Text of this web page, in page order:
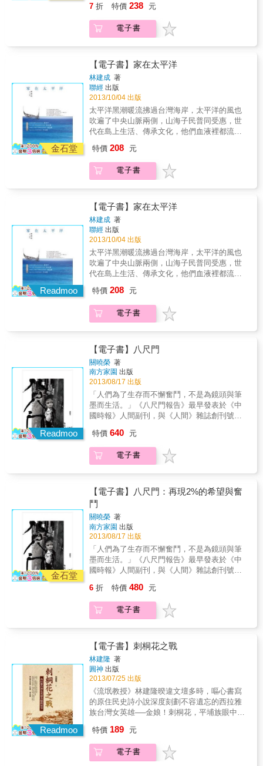
多為布農族巒社群及郡社群聚落昔時安身立命
之地。隨著時代遷移、政權影響，布農族曾歷
經四次大遷徙，昔日居所橫遭湮滅，人跡罕至
文化，神話傳說的影響，更深深地鑿於布農族
的每個移動行止。這段流浪的歷程，觸發了住
於花蓮馬遠村的作者，撰著論文，展開尋根。
作者以最大心力，為遺失或謬誤的地名加以正
名，這段正名的過程，作者更找回地名與環境
地貌歷史的深密關係，更對於聚落舊屋的生活
意義有最豐富而詳盡的詮釋，使得這本著作堪
為布農族生活史的最佳紀錄。
7 折 特價 238 元
電子書
金石堂
【電子書】家在太平洋
林建成 著
聯經 出版
2013/10/04 出版
太平洋黑潮暖流拂過台灣海岸，太平洋的風也
吹遍了中央山脈兩側，山海子民普同受惠，世
代在島上生活、傳承文化，他們血液裡都流動
的生命之水……＊ 本書版稅捐贈馬偕台東分院
籌募後山醫療圓夢工程基金
特價 208 元
電子書
Readmoo
【電子書】家在太平洋
林建成 著
聯經 出版
2013/10/04 出版
太平洋黑潮暖流拂過台灣海岸，太平洋的風也
吹遍了中央山脈兩側，山海子民普同受惠，世
代在島上生活、傳承文化，他們血液裡都流動
的生命之水……＊ 本書版稅捐贈馬偕台東分院
籌募後山醫療圓夢工程基金
特價 208 元
電子書
Readmoo
【電子書】八尺門
關曉榮 著
南方家園 出版
2013/08/17 出版
「人們為了生存而不懈奮鬥，不是為鏡頭與筆
墨而生活。」《八尺門報告》最早發表於《中
國時報》人間副刊，與《人間》雜誌創刊號連
以〈百分之二的希望與掙扎──八尺門阿美族生
活報告〉為題。這個標題緣起於台灣少數民族
各族群在二戰後至今，其總人口數大約佔全台
與困境。幾乎在《八尺門報告》發表同時期，
為了維護和保障自己的權益，台灣原住民掀起
了一波波自覺性的社會運動，並於1984年成立
了「台灣原住民（族）權利促進會」，爭取原
住民的自主地位。這個以原住民知識青年為中
監分子的「原權會」，不僅提倡「部落主
義」，並跨越族群、城鄉，爭取原住民的身分
地位、自我認同、國家族群與文化政策等訴
求。 然而將近三十年過去了，原住民社會運動
發展至今，成果有增編原住民保留地、成立行
住民電視台成立等，以及各原住民族正名、身
分、母語、就業、經濟立法保障等，但原住民
在台灣社會的極端弱勢與困境真的有獲得改
時間容顏裡所顯示的意義，看見都會原住民的
變遷與困境，讓社會大眾正視、關注都會原住
民生存及生活空間等議題，進而從原住民政
策、土地、經濟、社會、文化與教育等根本的
社會構造，去思索並尋求解決問題之有效途
徑。本書收錄大量攝影圖像以及當時作者紀錄
文字，包括一九九六和二○一一年重返八尺門之
代表作《尊嚴與屈辱．國境邊陲．蘭嶼1987》
後，睽違多年作品。＊收錄一百八十五張攝影
照，橫跨近三十年，另收錄已絕版之《八尺門
特價 640 元
電子書
金石堂
【電子書】八尺門：再現2%的希望與奮
鬥
關曉榮 著
南方家園 出版
2013/08/17 出版
「人們為了生存而不懈奮鬥，不是為鏡頭與筆
墨而生活。」《八尺門報告》最早發表於《中
國時報》人間副刊，與《人間》雜誌創刊號連
以〈百分之二的希望與掙扎──八尺門阿美族生
活報告〉為題。這個標題緣起於台灣少數民族
各族群在二戰後至今，其總人口數大約佔全台
與困境。幾乎在《八尺門報告》發表同時期，
為了維護和保障自己的權益，台灣原住民掀起
了一波波自覺性的社會運動，並於1984年成立
了「台灣原住民（族）權利促進會」，爭取原
住民的自主地位。這個以原住民知識青年為中
監分子的「原權會」，不僅提倡「部落主
義」，並跨越族群、城鄉，爭取原住民的身分
地位、自我認同、國家族群與文化政策等訴
求。 然而將近三十年過去了，原住民社會運動
政院原住民（族）委員會、憲法增修條款、原
住民電視台成立等，以及各原住民族正名、身
6 折 特價 480 元
電子書
Readmoo
【電子書】刺桐花之戰
林建隆 著
圓神 出版
2013/07/25 出版
《流氓教授》林建隆暌違文壇多時，嘔心書寫
的原住民史詩小說深度刻劃不容遺忘的西拉雅
族台灣女英雄──金娘！刺桐花，平埔族眼中守
台灣女英雄。在林爽文抗清行動中，頭戴火紅
刺桐花上戰場的金娘， 是如何統領三萬大軍？
如何施法作戰？如何救亡圖存？連橫在台灣通
特價 189 元
電子書